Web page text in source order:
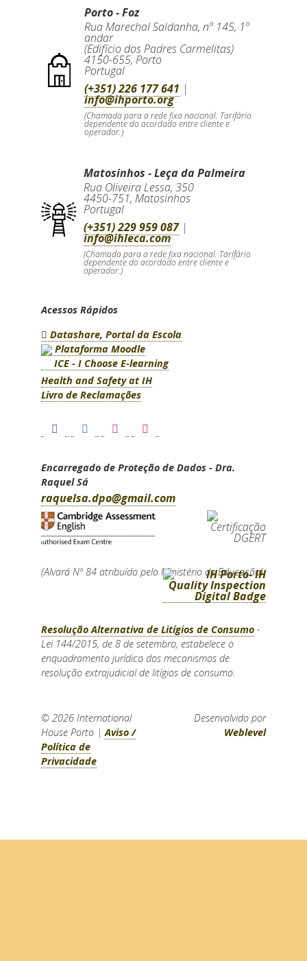
Porto - Foz
Rua Marechal Saldanha, nº 145, 1º
andar
(Edifício dos Padres Carmelitas)
4150-655,Porto
Portugal
(+351) 226 177 641 |
info@ihporto.org
(Chamada para a rede fixa nacional. Tarifário
dependente do acordado entre cliente e
operador.)
Matosinhos - Leça da Palmeira
Rua Oliveira Lessa, 350
4450-751,Matosinhos
Portugal
(+351) 229 959 087|
info@ihleca.com
(Chamada para a rede fixa nacional. Tarifário
dependente do acordado entre cliente e
operador.)
Acessos Rápidos
Datashare, Portal da Escola
Plataforma Moodle
ICE - I Choose E-learning
Health and Safety at IH
Livro de Reclamações
Encarregado de Proteção de Dados - Dra.
Raquel Sá
raquelsa.dpo@gmail.com
(Alvará Nº 84 atribuído pelo Ministério de Educação)
Resolução Alternativa de Litígios de Consumo-
Lei 144/2015, de 8 de setembro, estabelece o
enquadramento jurídico dos mecanismos de
resolução extrajudicial de litígios de consumo.
© 2026 International
House Porto|Aviso /
Política de
Privacidade
Desenvolvido por
Weblevel